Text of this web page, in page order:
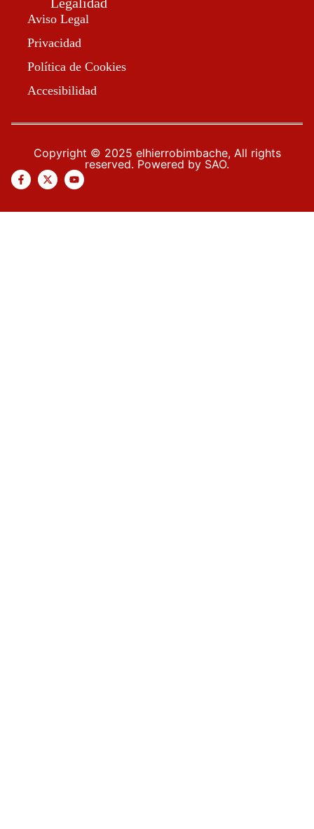
Legalidad
Aviso Legal
Privacidad
Política de Cookies
Accesibilidad
Copyright © 2025 elhierrobimbache, All rights
reserved. Powered by SAO.